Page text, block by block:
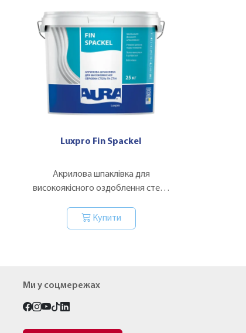
Luxpro Fin Spaсkel
Акрилова шпаклівка для
високоякісного оздоблення стель
Купити
Ми у соцмережах